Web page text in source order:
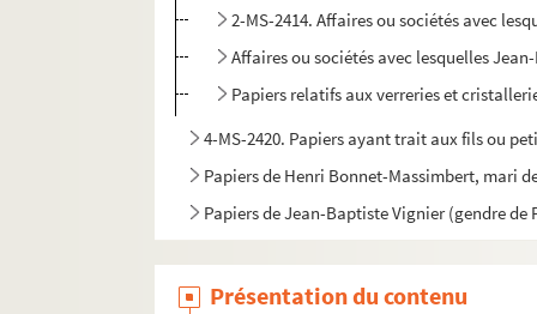
2-MS-2414. Affaires ou sociétés avec
Affaires ou sociétés avec lesquelles
Papiers relatifs aux verreries et
4-MS-2420. Papiers ayant trait aux fils ou
Papiers de Henri Bonnet-Massimbert, mari
Papiers de Jean-Baptiste Vignier (gendre de
Présentation du contenu